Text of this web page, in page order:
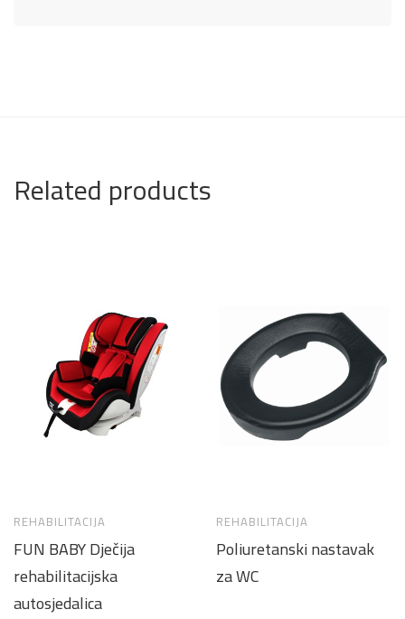
Related products
REHABILITACIJA
FUN BABY Dječija
rehabilitacijska
autosjedalica
REHABILITACIJA
Poliuretanski nastavak
za WC